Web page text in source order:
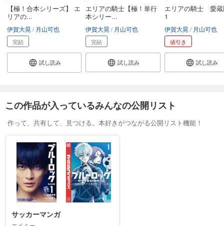
エリアの騎士（４８）
完結
カート
試し読み
完結
試し読み
エリアの騎士（５０）
594
円 (税込)
あらすじを表示する
エリアの騎士（５１）
【極！合本シリーズ】 エ
リアの...
伊賀大晃 月山可也
完結
試し読み
エリアの騎士【極！単行
本シリー...
伊賀大晃 月山可也
完結
試し読み
エリアの騎士 愛
1
伊賀大晃 月山可也
値引き
試し読み
この作品が入っているみんなの公開リスト
作って、共有して、見つける。本好きがつながる公開リスト機能！
サッカーマンガ